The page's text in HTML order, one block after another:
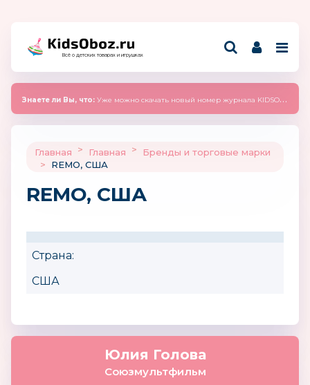
Всё о детских товарах и игрушках
Знаете ли Вы, что: Уже можно скачать новый номер журнала KIDSOBOZ 2025 (сентябрь)
Главная > Главная >
Бренды и торговые марки
>
REMO, США
REMO, США
Страна:
США
Юлия Голова
Союзмультфильм